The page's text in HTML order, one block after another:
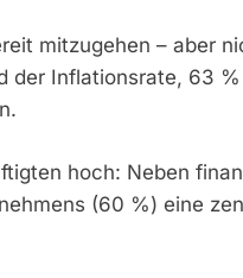
mitzugehen – aber
Inflationsrate, 63
hoch: Neben
(60 %) eine